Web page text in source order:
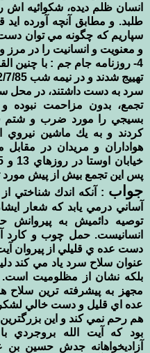
انسان ظلم ديده، شكوائيه اش
طلبد. و مطابق آنچه آورده
سپاريم كه چگونه مي توان
و معنويت و انسانيت را در مرز
4- روزنامه جام جم : با چنين
سرد به دست داشتند، در محل
تجمع، بدون مزاحمت نبوده
بسيجي را مورد ضرب و شتم
كردند و به يك ماشين نيروي
هواداران و مريدان در
پس اين تجمع بيش از پيش مورد
جواب : آنكه اندك شناختي از
آساني درمي يابد كه شعار
توصيه دائميش به پيروانش
انسانيست. حمل چوب و كارد
دست عده ي قليلي از پيروان
عنوان سلاح سرد ياد مي كند
بلكه نشان از مظلوميت است.
مجهز به پيشرفته ترين
عده اي قليل و دست خالي
هم رحم نمي كند و اين بزرگترين
بود كه آيت الله بروجردي
آزاديخواهانه جدش حسين